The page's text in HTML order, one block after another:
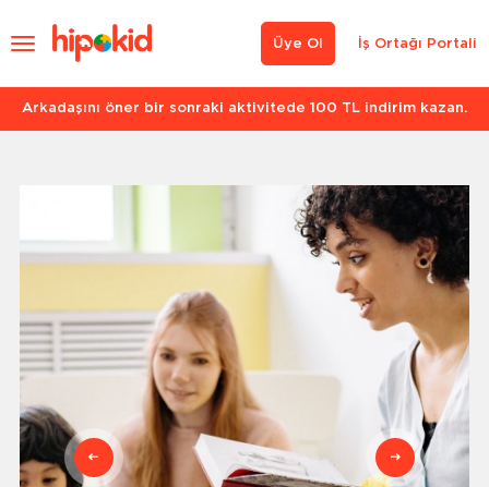
İş Ortağı Portali
Üye Ol
Arkadaşını öner bir sonraki aktivitede 100 TL indirim kazan.